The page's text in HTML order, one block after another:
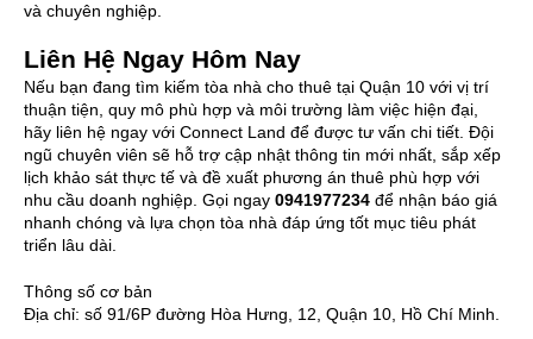
và chuyên nghiệp.
Liên Hệ Ngay Hôm Nay
Nếu bạn đang tìm kiếm tòa nhà cho thuê tại Quận 10 với vị trí
thuận tiện, quy mô phù hợp và môi trường làm việc hiện đại,
hãy liên hệ ngay với Connect Land để được tư vấn chi tiết. Đội
ngũ chuyên viên sẽ hỗ trợ cập nhật thông tin mới nhất, sắp xếp
lịch khảo sát thực tế và đề xuất phương án thuê phù hợp với
nhu cầu doanh nghiệp. Gọi ngay 0941977234 để nhận báo giá
nhanh chóng và lựa chọn tòa nhà đáp ứng tốt mục tiêu phát
triển lâu dài.
Thông số cơ bản
Địa chỉ: số 91/6P đường Hòa Hưng, 12, Quận 10, Hồ Chí Minh.